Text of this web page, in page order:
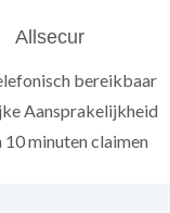
Allsecur
bereikbaar
Aansprakelijkheid
10 minuten claimen